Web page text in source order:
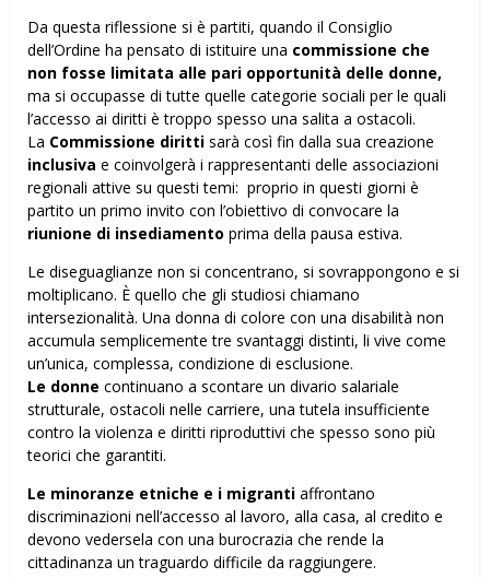
Da questa riflessione si è partiti, quando il Consiglio
dell’Ordine ha pensato di istituire una commissione che
non fosse limitata alle pari opportunità delle donne,
ma si occupasse di tutte quelle categorie sociali per le quali
l’accesso ai diritti è troppo spesso una salita a ostacoli.
La Commissione diritti sarà così fin dalla sua creazione
inclusiva e coinvolgerà i rappresentanti delle associazioni
regionali attive su questi temi: proprio in questi giorni è
partito un primo invito con l’obiettivo di convocare la
riunione di insediamento prima della pausa estiva.
Le diseguaglianze non si concentrano, si sovrappongono e si
moltiplicano. È quello che gli studiosi chiamano
intersezionalità. Una donna di colore con una disabilità non
accumula semplicemente tre svantaggi distinti, li vive come
un’unica, complessa, condizione di esclusione.
Le donne continuano a scontare un divario salariale
strutturale, ostacoli nelle carriere, una tutela insufficiente
contro la violenza e diritti riproduttivi che spesso sono più
teorici che garantiti.
Le minoranze etniche e i migranti affrontano
discriminazioni nell’accesso al lavoro, alla casa, al credito e
devono vedersela con una burocrazia che rende la
cittadinanza un traguardo difficile da raggiungere.